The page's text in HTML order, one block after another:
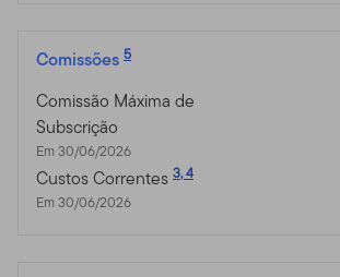
Comissões 5
Comissão Máxima de
Subscrição
Em 30/06/2026
Custos Correntes 3,4
Em 30/06/2026